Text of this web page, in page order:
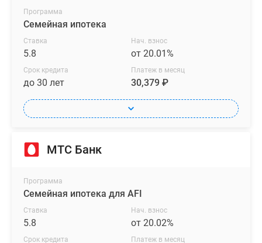
Программа
Семейная ипотека
Ставка
5.8
Нач. взнос
от 20.01%
Срок кредита
до 30 лет
Платеж в месяц
30,379 ₽
МТС Банк
Программа
Семейная ипотека для AFI
Ставка
5.8
Нач. взнос
от 20.02%
Срок кредита Платеж в месяц